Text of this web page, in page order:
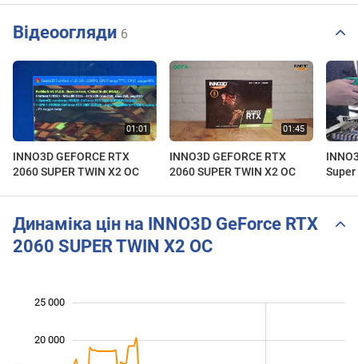
Відеоогляди 6
INNO3D GEFORCE RTX
2060 SUPER TWIN X2 OC
INNO3D GEFORCE RTX
2060 SUPER TWIN X2 OC
Super
Динаміка цін на INNO3D GeForce RTX
2060 SUPER TWIN X2 OC
20 000
25 000